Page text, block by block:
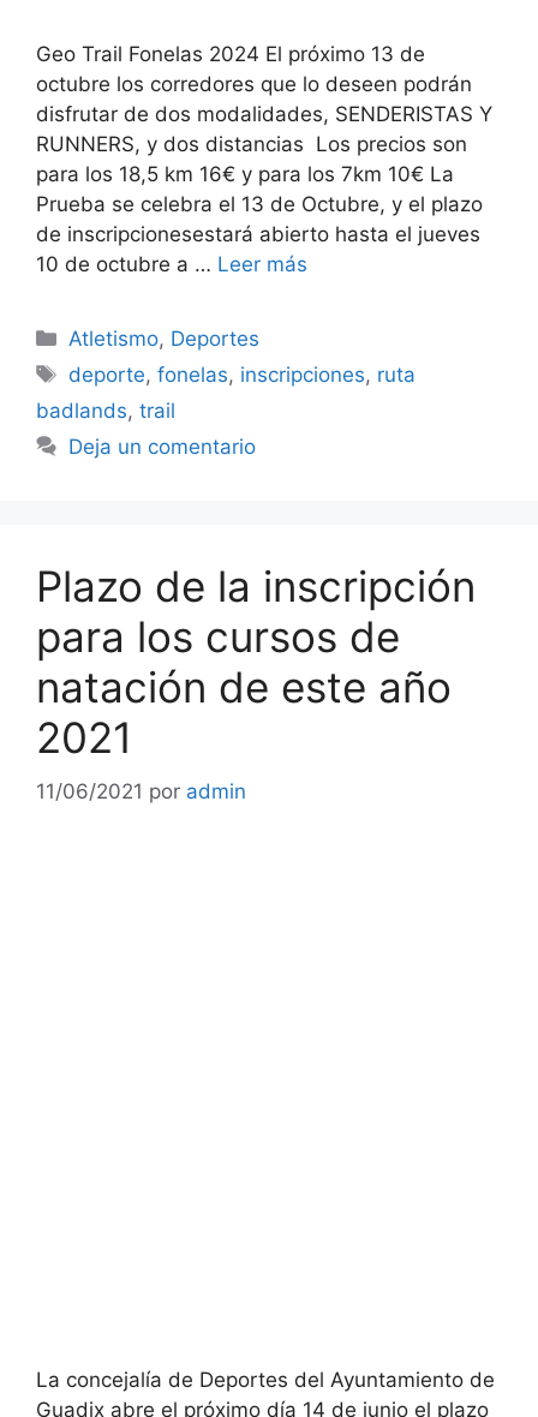
Geo Trail Fonelas 2024 El próximo 13 de
octubre los corredores que lo deseen podrán
disfrutar de dos modalidades, SENDERISTAS Y
RUNNERS, y dos distancias Los precios son
para los 18,5 km 16€ y para los 7km 10€ La
Prueba se celebra el 13 de Octubre, y el plazo
de inscripcionesestará abierto hasta el jueves
10 de octubre a … Leer más
Categorías
Atletismo, Deportes
Etiquetas
deporte,fonelas, inscripciones, ruta
badlands, trail
Deja un comentario
Plazo de la inscripción
para los cursos de
natación de este año
2021
11/06/2021 por admin
La concejalía de Deportes del Ayuntamiento de
Guadix abre el próximo día 14 de junio el plazo